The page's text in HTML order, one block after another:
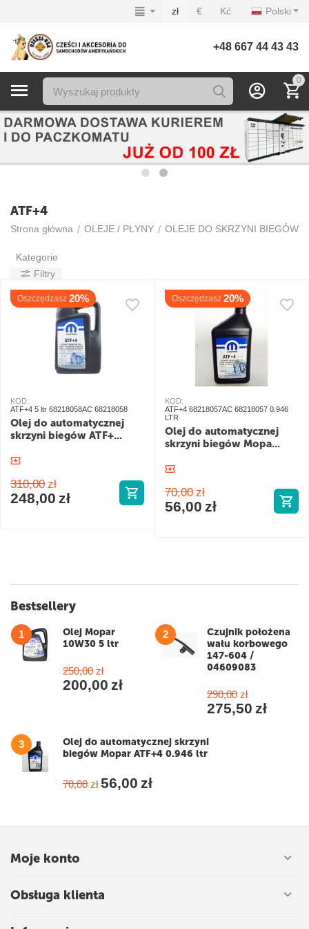
Polski
zł € Kć
+48 667 44 43 43
0
ATF+4
Strona główna / OLEJE / PŁYNY / OLEJE DO SKRZYNI BIEGÓW
Kategorie
Filtry
Oszczędzasz 20%
KOD:
ATF+4 5 ltr 68218058AC 68218058
Olej do automatycznej
skrzyni biegów ATF+...
310,00 zł
248,00 zł
Oszczędzasz 20%
KOD:
ATF+4 68218057AC 68218057 0.946
LTR
Olej do automatycznej
skrzyni biegów Mopa...
70,00 zł
56,00 zł
Bestsellery
1
Olej Mopar
10W30 5 ltr
250,00 zł
200,00 zł
2
Czujnik położena
wału korbowego
147-604 /
04609083
290,00 zł
275,50 zł
3
Olej do automatycznej skrzyni
biegów Mopar ATF+4 0.946 ltr
70,00 zł 56,00 zł
Moje konto
Obsługa klienta